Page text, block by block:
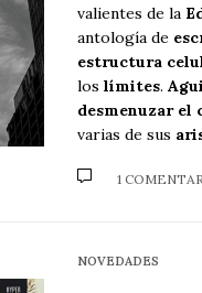
valientes de la
antología de
estructura
los límites.
desmenuzar el
varias de sus
1
NOVEDADES